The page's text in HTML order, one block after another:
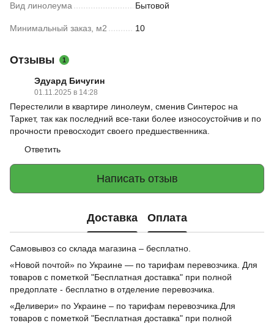
Вид линолеума Бытовой
Минимальный заказ, м2 10
Отзывы 1
Эдуард Бичугин
01.11.2025 в 14:28
Перестелили в квартире линолеум, сменив Синтерос на
Таркет, так как последний все-таки более износоустойчив и по
прочности превосходит своего предшественника.
Ответить
Написать отзыв
Доставка Оплата
Самовывоз со склада магазина – бесплатно.
«Новой почтой» по Украине — по тарифам перевозчика. Для
товаров с пометкой "Бесплатная доставка" при полной
предоплате - бесплатно в отделение перевозчика.
«Деливери» по Украине – по тарифам перевозчика.Для
товаров с пометкой "Бесплатная доставка" при полной